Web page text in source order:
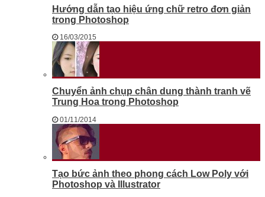
Hướng dẫn tạo hiệu ứng chữ retro đơn giản
trong Photoshop
16/03/2015
Chuyển ảnh chụp chân dung thành tranh vẽ
Trung Hoa trong Photoshop
01/11/2014
Tạo bức ảnh theo phong cách Low Poly với
Photoshop và Illustrator